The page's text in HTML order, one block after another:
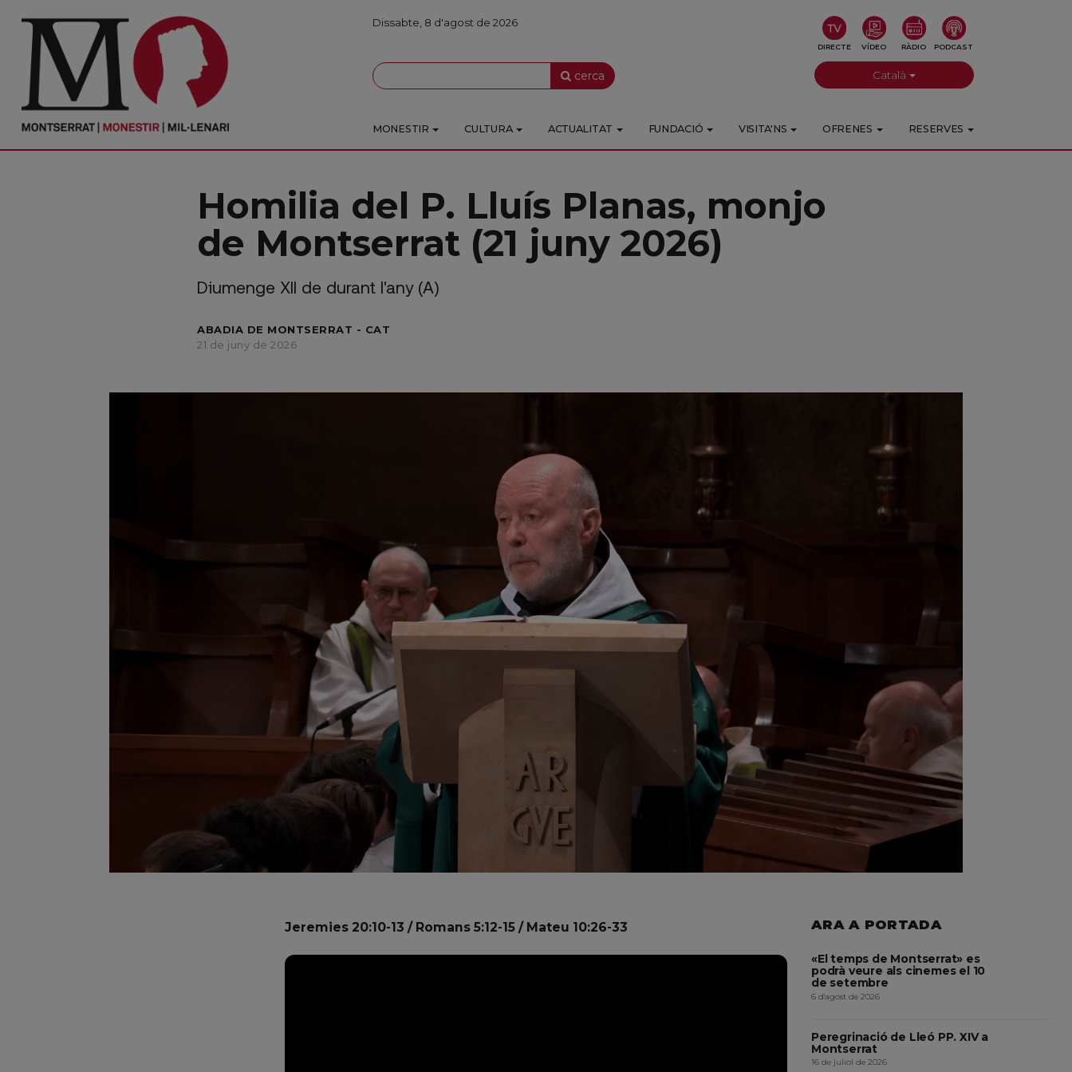
PORTADA
Monestir
Dissabte, 8 d'agost de 2026
cerca
DIRECTE VÍDEO RÀDIO PODCAST
Català
MONESTIR CULTURA ACTUALITAT FUNDACIÓ VISITA'NS OFRENES RESERVES
Homilia del P. Lluís Planas, monjo
de Montserrat (21 juny 2026)
Diumenge XII de durant l'any (A)
ABADIA DE MONTSERRAT - CAT
21 de juny de 2026
Jeremies 20:10-13 / Romans 5:12-15 / Mateu 10:26-33 ARA A PORTADA
«El temps de Montserrat» es
podrà veure als cinemes el 10
de setembre
6 d'agost de 2026
Peregrinació de Lleó PP. XIV a
Montserrat
16 de juliol de 2026